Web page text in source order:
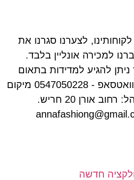
לצערנו סגרנו את
אונליין בלבד.
למדידות בתאום
מראש אם אנה וואטסאפ - 0547050228 מיקום
20 חריש.
חדשה